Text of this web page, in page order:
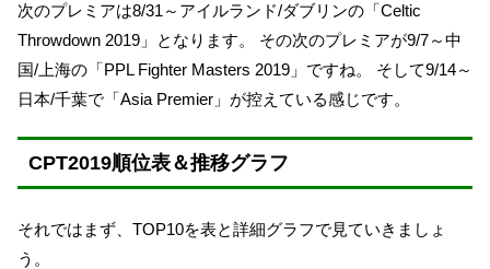
次のプレミアは8/31～アイルランド/ダブリンの「Celtic
Throwdown 2019」となります。 その次のプレミアが9/7～中
国/上海の「PPL Fighter Masters 2019」ですね。 そして9/14～
日本/千葉で「Asia Premier」が控えている感じです。
CPT2019順位表＆推移グラフ
それではまず、TOP10を表と詳細グラフで見ていきましょ
う。